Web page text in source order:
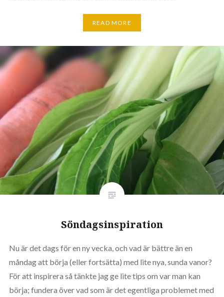
READ MORE
Söndags­inspiration
Nu är det dags för en ny vecka, och vad är bättre än en
måndag att börja (eller fortsätta) med lite nya, sunda vanor?
För att inspirera så tänkte jag ge lite tips om var man kan
börja; fundera över vad som är det egentliga problemet med